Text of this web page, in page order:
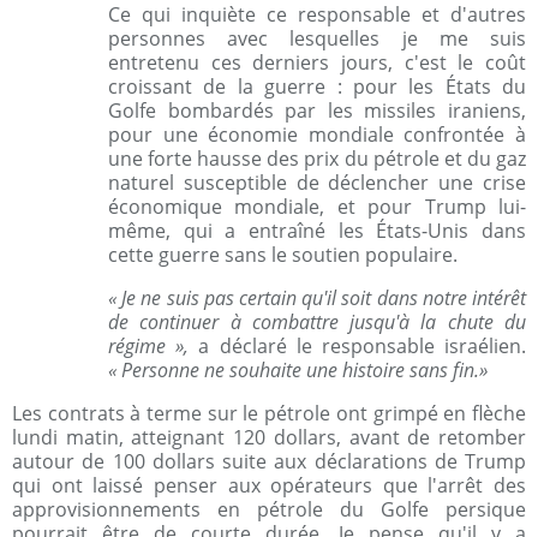
Ce qui inquiète ce responsable et d'autres
personnes avec lesquelles je me suis
entretenu ces derniers jours, c'est le coût
croissant de la guerre : pour les États du
Golfe bombardés par les missiles iraniens,
pour une économie mondiale confrontée à
une forte hausse des prix du pétrole et du gaz
naturel susceptible de déclencher une crise
économique mondiale, et pour Trump lui-
même, qui a entraîné les États-Unis dans
cette guerre sans le soutien populaire.
« Je ne suis pas certain qu'il soit dans notre intérêt
de continuer à combattre jusqu'à la chute du
régime », a déclaré le responsable israélien.
« Personne ne souhaite une histoire sans fin.»
Les contrats à terme sur le pétrole ont grimpé en flèche
lundi matin, atteignant 120 dollars, avant de retomber
autour de 100 dollars suite aux déclarations de Trump
qui ont laissé penser aux opérateurs que l'arrêt des
approvisionnements en pétrole du Golfe persique